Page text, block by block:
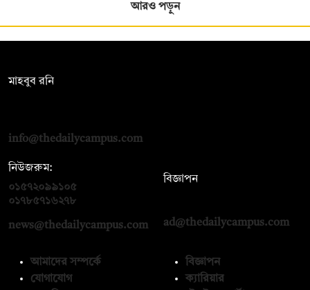
আরও পড়ুন
মাহবুব রনি
info@thedailycampus.com
নিউজরুম:
০১৫৭২০৯৯১০৫
০১৭৮৫৭১৬২৭৮
news@thedailycampus.com
বিজ্ঞাপন
ad@thedailycampus.com
আমাদের সম্পর্কে
যোগাযোগ
বিজ্ঞাপন
ক্যারিয়ার